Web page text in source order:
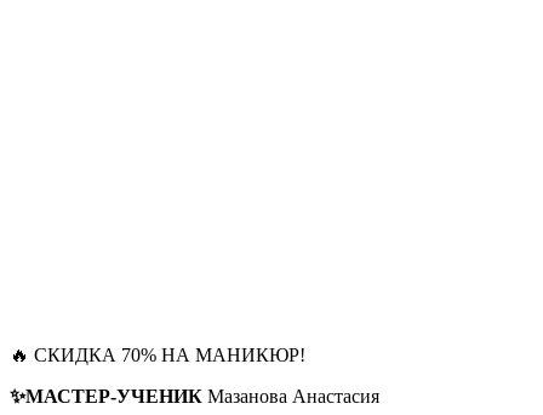
🔥 СКИДКА 70% НА МАНИКЮР!
✨МАСТЕР-УЧЕНИК Мазанова Анастасия